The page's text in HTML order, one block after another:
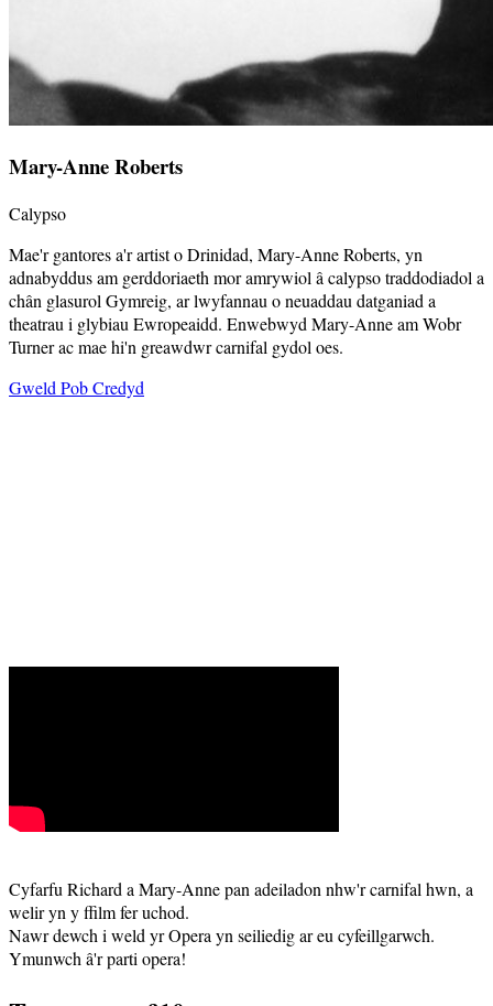
Mary-Anne Roberts
Calypso
Mae'r gantores a'r artist o Drinidad, Mary-Anne Roberts, yn
adnabyddus am gerddoriaeth mor amrywiol â calypso traddodiadol a
chân glasurol Gymreig, ar lwyfannau o neuaddau datganiad a
theatrau i glybiau Ewropeaidd. Enwebwyd Mary-Anne am Wobr
Turner ac mae hi'n greawdwr carnifal gydol oes.
Gweld Pob Credyd
Cyfarfu Richard a Mary-Anne pan adeiladon nhw'r carnifal hwn, a
welir yn y ffilm fer uchod.
Nawr dewch i weld yr Opera yn seiliedig ar eu cyfeillgarwch.
Ymunwch â'r parti opera!